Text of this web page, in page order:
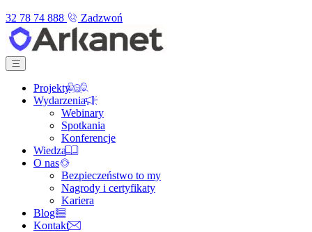
32 78 74 888
Zadzwoń
Projekty
Wydarzenia
Webinary
Spotkania
Konferencje
Wiedza
O nas
Bezpieczeństwo to my
Nagrody i certyfikaty
Kariera
Blog
Kontakt